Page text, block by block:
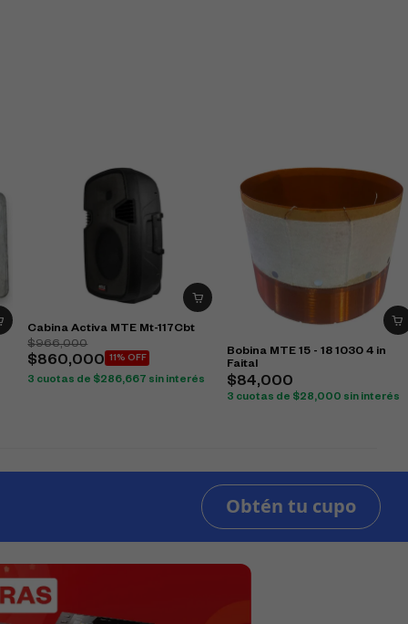
Cabina Activa MTE Mt-117Cbt
$966,000
$860,000 11% OFF
3 cuotas de $286,667 sin interés
Bobina MTE 15 - 18 1030 4 in
Faital
$84,000
3 cuotas de $28,000 sin interés